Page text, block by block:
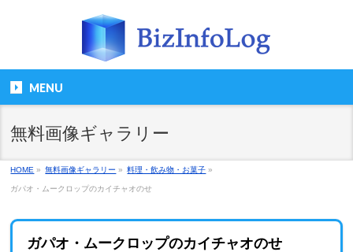
MENU
無料画像ギャラリー
HOME » 無料画像ギャラリー » 料理・飲み物・お菓子 »
ガパオ・ムークロップのカイチャオのせ
ガパオ・ムークロップのカイチャオのせ